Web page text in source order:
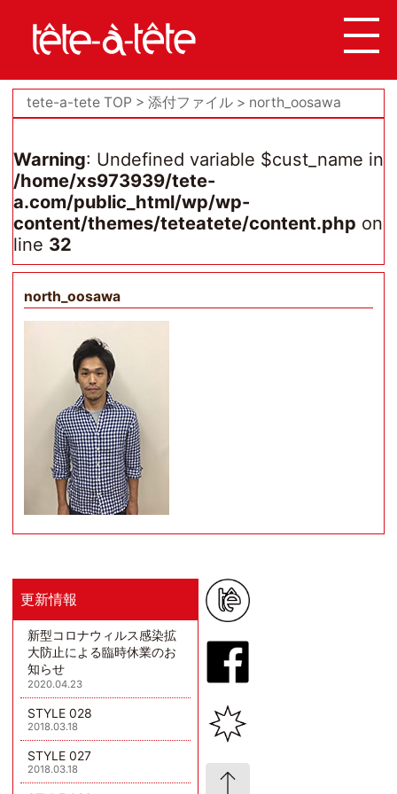
tete-a-tete TOP 添付ファイル north_oosawa
Warning: Undefined variable $cust_name in
/home/xs973939/tete-
a.com/public_html/wp/wp-
content/themes/teteatete/content.php on
line 32
north_oosawa
更新情報
新型コロナウィルス感染拡
大防止による臨時休業のお
知らせ
2020.04.23
STYLE 028
2018.03.18
STYLE 027
2018.03.18